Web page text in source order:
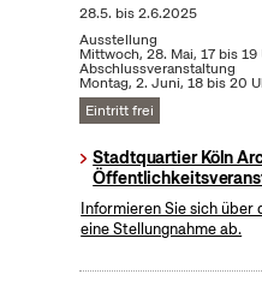
28.5. bis2.6.2025
Ausstellung
Mittwoch, 28. Mai, 17 bis 19
Abschlussveranstaltung
Montag, 2. Juni, 18 bis 20
Eintritt frei
Stadtquartier Köln
Informieren Sie sich über
eine Stellungnahme ab.